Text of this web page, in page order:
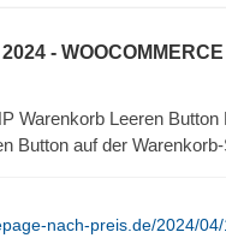
-
Warenkorb Leeren
Button auf der
nach-preis.de/2024/